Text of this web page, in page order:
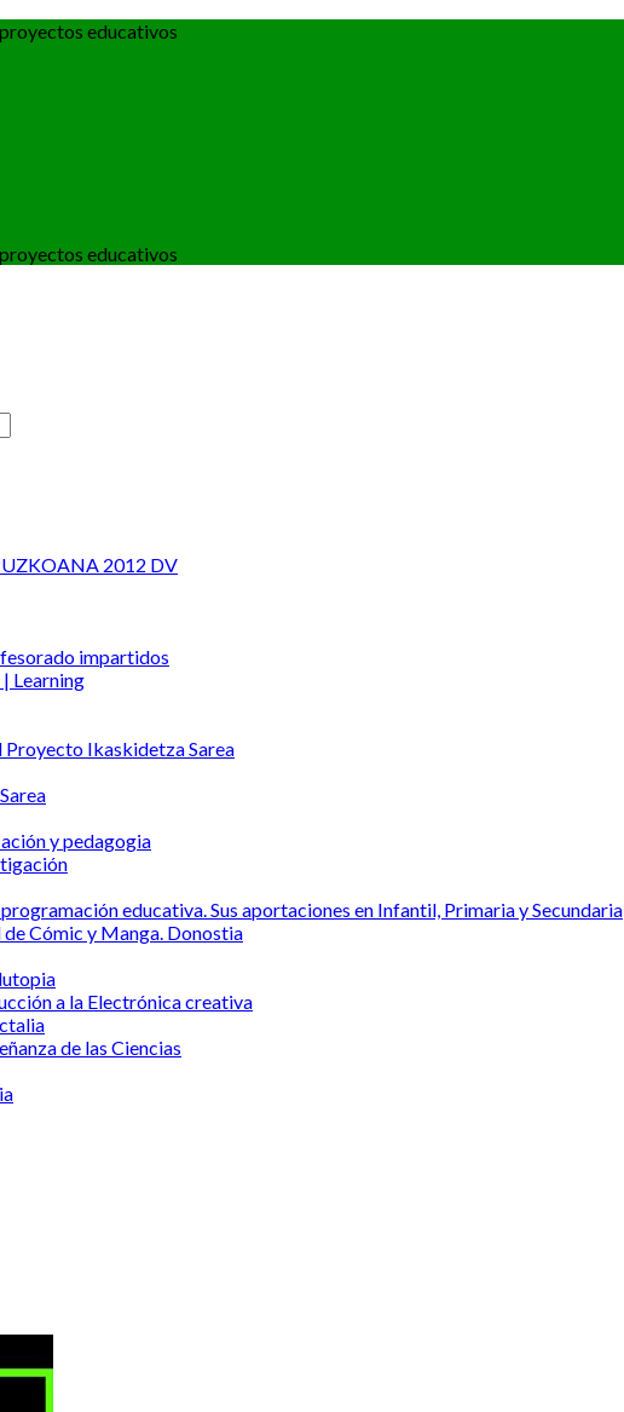
educativos
educativos
2012 DV
impartidos
Learning
Ikaskidetza Sarea
y pedagogia
educativa. Sus aportaciones en Infantil, Primaria y Secundaria
Cómic y Manga. Donostia
a la Electrónica creativa
de las Ciencias